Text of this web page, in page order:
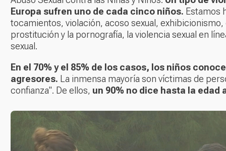
Europa sufren uno de cada cinco niños. Estamos
tocamientos, violación, acoso sexual,
prostitución y la pornografía, la violencia sexual en
sexual.
En el 70% y el 85% de los casos, los niños
agresores. La inmensa mayoría son víctimas de
confianza". De ellos, un 90% no dice hasta la edad